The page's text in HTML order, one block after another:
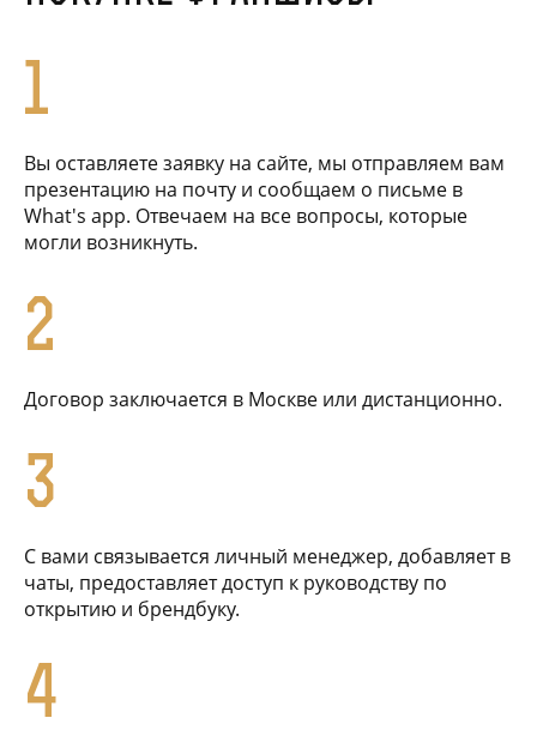
1
Вы оставляете заявку на сайте, мы отправляем вам
презентацию на почту и сообщаем о письме в
What's app. Отвечаем на все вопросы, которые
могли возникнуть.
2
Договор заключается в Москве или дистанционно.
3
С вами связывается личный менеджер, добавляет в
чаты, предоставляет доступ к руководству по
открытию и брендбуку.
4